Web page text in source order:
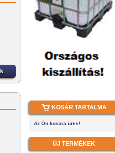
KOSÁR TARTALMA
Az Ön kosara üres!
ÚJ TERMÉKEK